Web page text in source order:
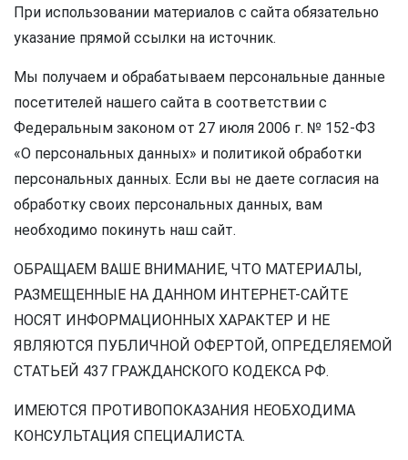
При использовании материалов с сайта обязательно
указание прямой ссылки на источник.
Мы получаем и обрабатываем персональные данные
посетителей нашего сайта в соответствии с
Федеральным законом от 27 июля 2006 г. № 152-ФЗ
«О персональных данных» и политикой обработки
персональных данных. Если вы не даете согласия на
обработку своих персональных данных, вам
необходимо покинуть наш сайт.
ОБРАЩАЕМ ВАШЕ ВНИМАНИЕ, ЧТО МАТЕРИАЛЫ,
РАЗМЕЩЕННЫЕ НА ДАННОМ ИНТЕРНЕТ-САЙТЕ
НОСЯТ ИНФОРМАЦИОННЫХ ХАРАКТЕР И НЕ
ЯВЛЯЮТСЯ ПУБЛИЧНОЙ ОФЕРТОЙ, ОПРЕДЕЛЯЕМОЙ
СТАТЬЕЙ 437 ГРАЖДАНСКОГО КОДЕКСА РФ.
ИМЕЮТСЯ ПРОТИВОПОКАЗАНИЯ НЕОБХОДИМА
КОНСУЛЬТАЦИЯ СПЕЦИАЛИСТА.